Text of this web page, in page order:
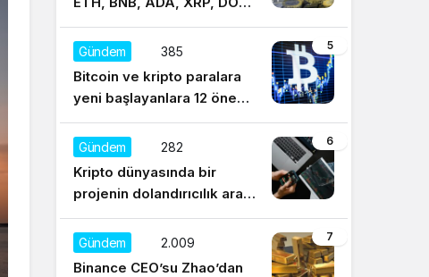
UNI, SOL, LTC
5
Gündem 385
Bitcoin ve kripto paralara
yeni başlayanlara 12 önemli
tavsiye
6
Gündem 282
Kripto dünyasında bir
projenin dolandırıcılık aracı
olduğu nasıl anlaşılır?
7
Gündem 2.009
Binance CEO’su Zhao’dan